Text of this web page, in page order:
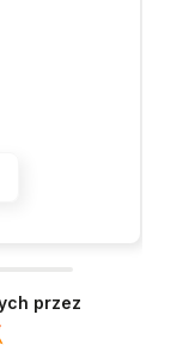
przez